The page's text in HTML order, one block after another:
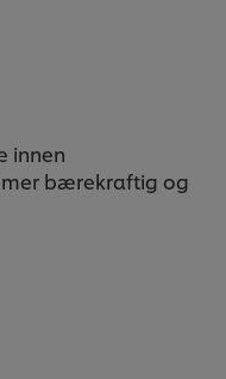
innen
mer bærekraftig og